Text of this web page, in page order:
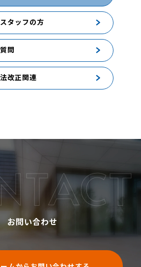
タッフの方
問
改正関連
お問い合わせ